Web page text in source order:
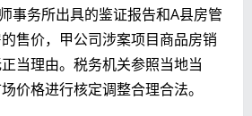
事务所出具的鉴证报告和A县房管
售价，甲公司涉案项目商品房销
当理由。税务机关参照当地当
价格进行核定调整合理合法。